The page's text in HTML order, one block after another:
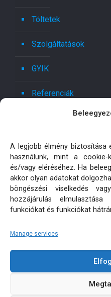
A legjobb élmény biztosítása
használunk, mint a
és/vagy eléréséhez. Ha
akkor olyan adatokat
böngészési viselkedés
hozzájárulás
funkciókat és funkciókat
Manage services
Töltetek
Szolgáltatások
GYIK
Referenciák
Ajánlatot kérek!
Oldaltérkép
Adatkezelési
KÜLTÉRI PÁRNA MATRAC
JOG